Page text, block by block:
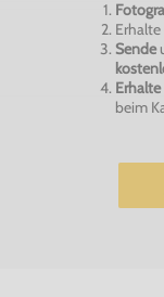
Erhalte
Sende
beim